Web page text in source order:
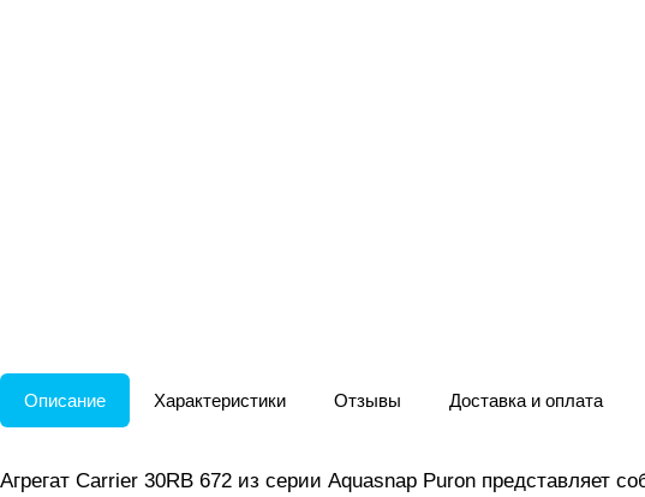
Описание Характеристики Отзывы Доставка и оплата
Агрегат Carrier 30RB 672 из серии Aquasnap Puron